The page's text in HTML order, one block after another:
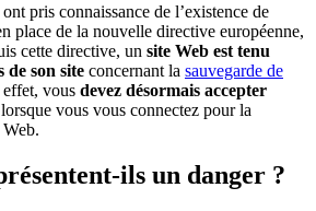
pris connaissance de l’existence de
place de la nouvelle directive européenne,
cette directive, un site Web est tenu
de son site concernant la sauvegarde de
vous devez désormais accepter
lorsque vous vous connectez pour la
ils un danger ?